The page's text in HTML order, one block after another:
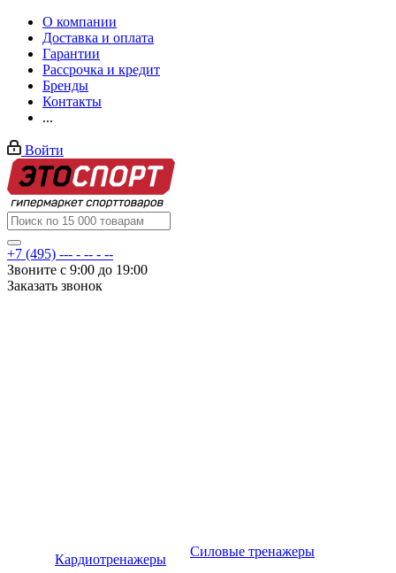
О компании
Доставка и оплата
Гарантии
Рассрочка и кредит
Бренды
Контакты
...
Войти
+7 (495) --- - -- - --
Звоните с 9:00 до 19:00
Заказать звонок
Кардиотренажеры
Силовые тренажеры